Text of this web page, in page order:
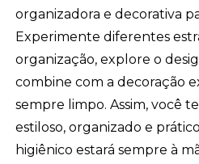
organizadora e decorativa
Experimente diferentes
organização, explore o
combine com a decoração
sempre limpo. Assim, você
estiloso, organizado e
higiênico estará sempre à